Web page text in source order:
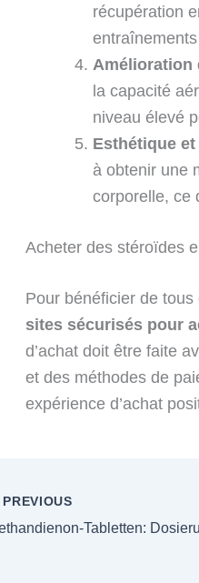
récupération
Amélioration
la capacité
niveau élevé
Esthétique
à obtenir une
corporelle, ce
Acheter des stéroïdes
Pour bénéficier de
sites sécurisés pour
d’achat doit être faite
et des méthodes de
expérience d’achat